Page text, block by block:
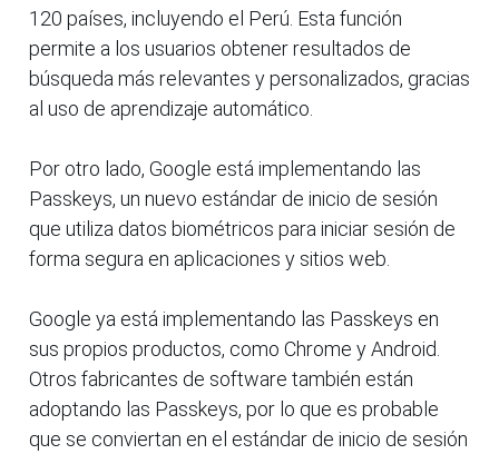
120 países, incluyendo el Perú. Esta función
permite a los usuarios obtener resultados de
búsqueda más relevantes y personalizados, gracias
al uso de aprendizaje automático.
Por otro lado, Google está implementando las
Passkeys, un nuevo estándar de inicio de sesión
que utiliza datos biométricos para iniciar sesión de
forma segura en aplicaciones y sitios web.
Google ya está implementando las Passkeys en
sus propios productos, como Chrome y Android.
Otros fabricantes de software también están
adoptando las Passkeys, por lo que es probable
que se conviertan en el estándar de inicio de sesión